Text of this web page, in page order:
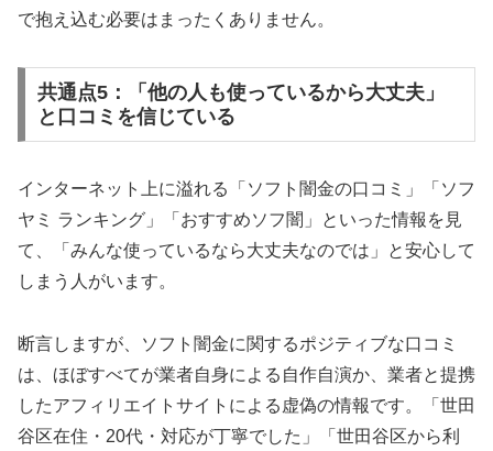
で抱え込む必要はまったくありません。
共通点5：「他の人も使っているから大丈夫」
と口コミを信じている
インターネット上に溢れる「ソフト闇金の口コミ」「ソフ
ヤミ ランキング」「おすすめソフ闇」といった情報を見
て、「みんな使っているなら大丈夫なのでは」と安心して
しまう人がいます。
断言しますが、ソフト闇金に関するポジティブな口コミ
は、ほぼすべてが業者自身による自作自演か、業者と提携
したアフィリエイトサイトによる虚偽の情報です。「世田
谷区在住・20代・対応が丁寧でした」「世田谷区から利